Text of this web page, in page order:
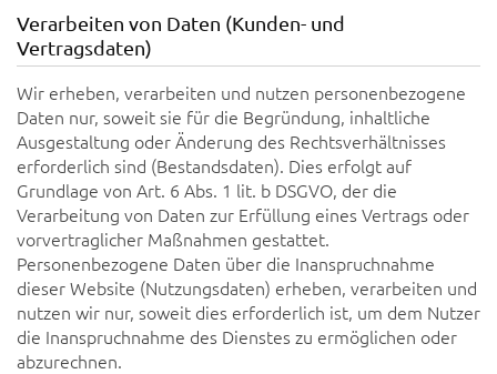
Verarbeiten von Daten (Kunden- und
Vertragsdaten)
Wir erheben, verarbeiten und nutzen personenbezogene
Daten nur, soweit sie für die Begründung, inhaltliche
Ausgestaltung oder Änderung des Rechtsverhältnisses
erforderlich sind (Bestandsdaten). Dies erfolgt auf
Grundlage von Art. 6 Abs. 1 lit. b DSGVO, der die
Verarbeitung von Daten zur Erfüllung eines Vertrags oder
vorvertraglicher Maßnahmen gestattet.
Personenbezogene Daten über die Inanspruchnahme
dieser Website (Nutzungsdaten) erheben, verarbeiten und
nutzen wir nur, soweit dies erforderlich ist, um dem Nutzer
die Inanspruchnahme des Dienstes zu ermöglichen oder
abzurechnen.